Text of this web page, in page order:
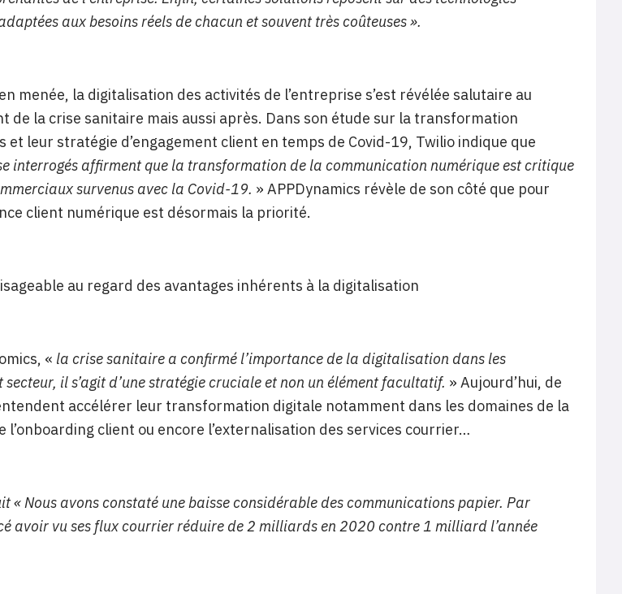
aux besoins réels de chacun et souvent très coûteuses ».
menée, la digitalisation des activités de l’entreprise s’est révélée salutaire au
de la crise sanitaire mais aussi après. Dans son étude sur la transformation
et leur stratégie d’engagement client en temps de Covid-19, Twilio indique que
interrogés affirment que la transformation de la communication numérique est critique
survenus avec la Covid-19. » APPDynamics révèle de son côté que pour
client numérique est désormais la priorité.
au regard des avantages inhérents à la digitalisation
« la crise sanitaire a confirmé l’importance de la digitalisation dans les
il s’agit d’une stratégie cruciale et non un élément facultatif. » Aujourd’hui, de
accélérer leur transformation digitale notamment dans les domaines de la
client ou encore l’externalisation des services courrier…
« Nous avons constaté une baisse considérable des communications papier. Par
avoir vu ses flux courrier réduire de 2 milliards en 2020 contre 1 milliard l’année